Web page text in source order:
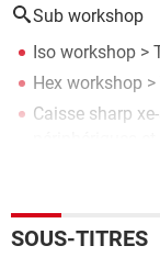
Sub workshop
Iso workshop >
Hex workshop
Caisse sharp
périphériques
Sharp xe-
Caisse bloqué>
SOUS-TITRES